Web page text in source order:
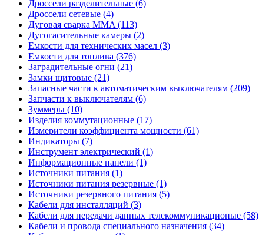
Дроссели разделительные (6)
Дроссели сетевые (4)
Дуговая сварка MMA (113)
Дугогасительные камеры (2)
Емкости для технических масел (3)
Емкости для топлива (376)
Заградительные огни (21)
Замки щитовые (21)
Запасные части к автоматическим выключателям (209)
Запчасти к выключателям (6)
Зуммеры (10)
Изделия коммутационные (17)
Измерители коэффициента мощности (61)
Индикаторы (7)
Инструмент электрический (1)
Информационные панели (1)
Источники питания (1)
Источники питания резервные (1)
Источники резервного питания (5)
Кабели для инсталляций (3)
Кабели для передачи данных телекоммуникационые (58)
Кабели и провода специального назначения (34)